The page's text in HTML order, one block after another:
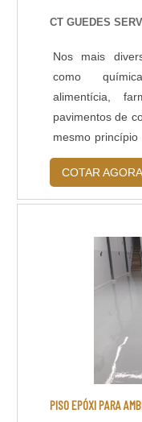
CT GUEDES
Nos mais
como
alimentícia,
pavimentos de
mesmo princípio
maneira
tipo de
utilizados para
ocorridas
independente
como: Fissuras; .
COTAR AGORA
PISO EPÓXI PARA